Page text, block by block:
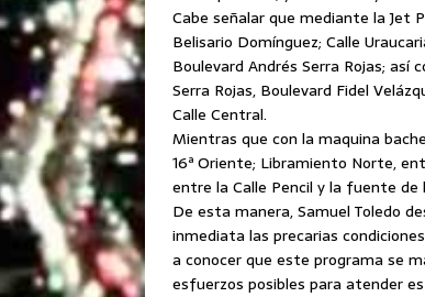
Cabe señalar que mediante la Jet
Belisario Domínguez; Calle
Boulevard Andrés Serra Rojas;
Serra Rojas, Boulevard Fidel
Calle Central.
Mientras que con la maquina
16ª Oriente; Libramiento Norte,
entre la Calle Pencil y la fuente de
De esta manera, Samuel Toledo
inmediata las precarias
a conocer que este programa se
esfuerzos posibles para atender